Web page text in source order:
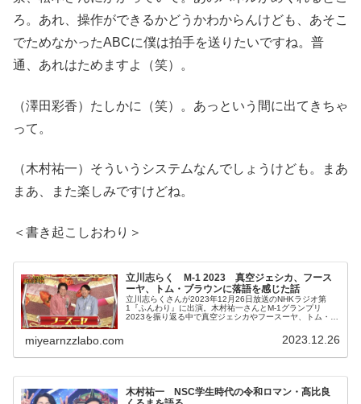
ろ。あれ、操作ができるかどうかわからんけども、あそこ
でためなかったABCに僕は拍手を送りたいですね。普
通、あれはためますよ（笑）。
（澤田彩香）たしかに（笑）。あっという間に出てきちゃ
って。
（木村祐一）そういうシステムなんでしょうけども。まあ
まあ、また楽しみですけどね。
＜書き起こしおわり＞
立川志らく M-1 2023 真空ジェシカ、フース
ーヤ、トム・ブラウンに落語を感じた話
立川志らくさんが2023年12月26日放送のNHKラジオ第
1『ふんわり』に出演。木村祐一さんとM-1グランプリ
2023を振り返る中で真空ジェシカやフースーヤ、トム・ブ
miyearnzzlabo.com 2023.12.26
木村祐一 NSC学生時代の令和ロマン・髙比良